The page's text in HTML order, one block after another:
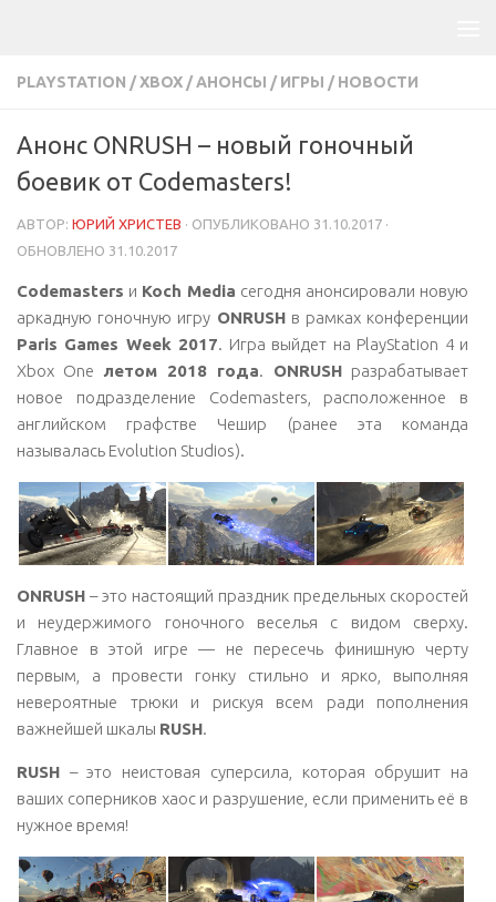
PLAYSTATION /XBOX /АНОНСЫ / ИГРЫ / НОВОСТИ
Анонс ONRUSH – новый гоночный
боевик от Codemasters!
АВТОР: ЮРИЙ ХРИСТЕВ · ОПУБЛИКОВАНО 31.10.2017 ·
ОБНОВЛЕНО 31.10.2017
Codemasters и Koch Media сегодня анонсировали новую
аркадную гоночную игру ONRUSHв рамках конференции
Paris Games Week 2017. Игра выйдет на PlayStation 4 и
Xbox Oneлетом 2018 года. ONRUSHразрабатывает
новое подразделение Codemasters, расположенное в
английском графстве Чешир (ранее эта команда
называлась Evolution Studios).
ONRUSH – это настоящий праздник предельных скоростей
и неудержимого гоночного веселья с видом сверху.
Главное в этой игре — не пересечь финишную черту
первым, а провести гонку стильно и ярко, выполняя
невероятные трюки и рискуя всем ради пополнения
важнейшей шкалы RUSH.
RUSH – это неистовая суперсила, которая обрушит на
ваших соперников хаос и разрушение, если применить её в
нужное время!